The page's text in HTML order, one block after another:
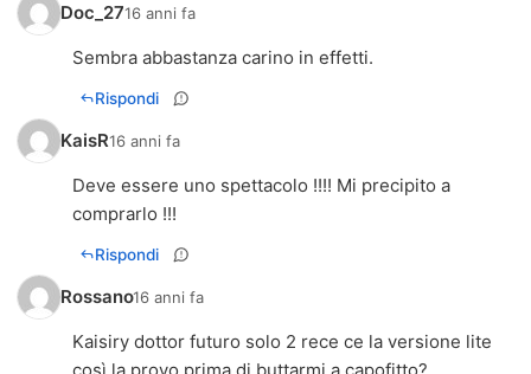
Doc_2716 anni fa
Sembra abbastanza carino in effetti.
Rispondi
KaisR16 anni fa
Deve essere uno spettacolo !!!! Mi precipito a
comprarlo !!!
Rispondi
Rossano16 anni fa
Kaisiry dottor futuro solo 2 rece ce la versione lite